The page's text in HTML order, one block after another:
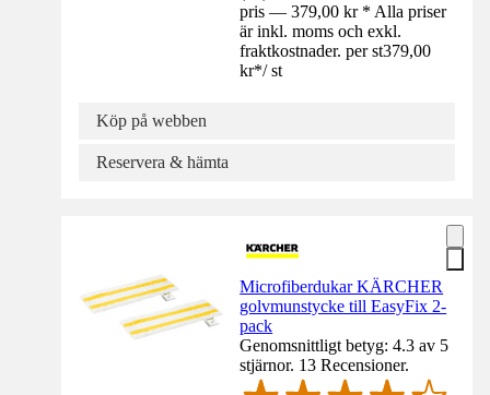
pris — 379,00 kr * Alla priser
är inkl. moms och exkl.
fraktkostnader. per st379,00
kr*/ st
Köp på webben
Reservera & hämta
Microfiberdukar KÄRCHER
golvmunstycke till EasyFix 2-
pack
Genomsnittligt betyg: 4.3 av 5
stjärnor. 13 Recensioner.